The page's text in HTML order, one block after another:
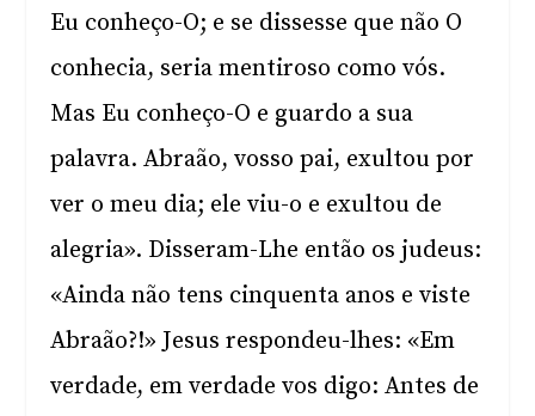
Eu conheço-O; e se dissesse que não O
conhecia, seria mentiroso como vós.
Mas Eu conheço-O e guardo a sua
palavra. Abraão, vosso pai, exultou por
ver o meu dia; ele viu-o e exultou de
alegria». Disseram-Lhe então os judeus:
«Ainda não tens cinquenta anos e viste
Abraão?!» Jesus respondeu-lhes: «Em
verdade, em verdade vos digo: Antes de